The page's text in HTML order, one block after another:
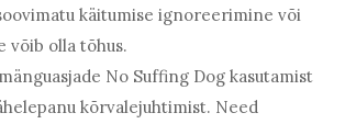
käitumise ignoreerimine või
võib olla tõhus.
No Suffing Dog kasutamist
kõrvalejuhtimist. Need